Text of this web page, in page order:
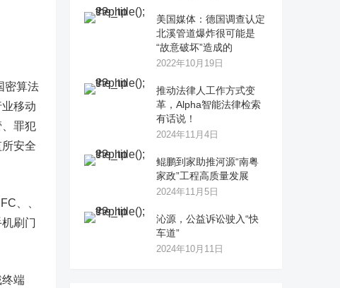
密算法
移动
罪犯
安全
、、
刷门
端
美国媒体：德国调查认定
北溪管道爆炸很可能是
“故意破坏”造成的
2022年10月19日
推动法律人工作方式变
革，Alpha智能法律检索
有话说！
2024年11月4日
鲲鹏到家助推河源“南粤
家政”工程高质量发展
2024年11月5日
沁源，公益诉讼驶入“快
车道”
2024年10月11日